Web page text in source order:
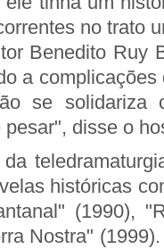
no trato
Benedito Ruy
a
se solidariza
disse o
históricas
(1990),
Nostra"